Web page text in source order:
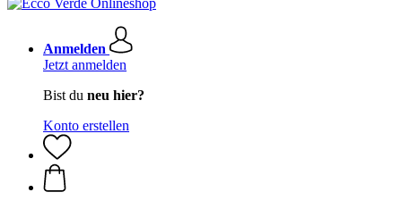
Anmelden
Jetzt anmelden
Bist du neu hier?
Konto erstellen